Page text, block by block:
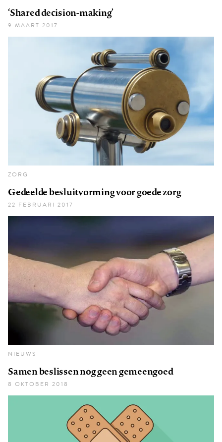
‘Shared decision-making’
9 MAART 2017
ZORG
Gedeelde besluitvorming voor goede zorg
22 FEBRUARI 2017
NIEUWS
Samen beslissen nog geen gemeengoed
8 OKTOBER 2018